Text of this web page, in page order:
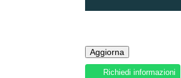
Richiedi informazioni